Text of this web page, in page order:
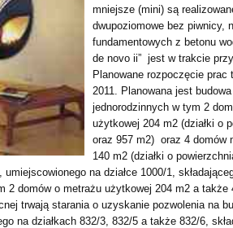
mniejsze (mini) są
dwupoziomowe bez piwnicy,
fundamentowych z betonu
de novo ii” jest w trakcie
Planowane rozpoczęcie prac
2011. Planowana jest
jednorodzinnych w tym 2
użytkowej 204 m2 (działki o
oraz 957 m2) oraz 4 domów
140 m2 (działki o
umiejscowionego na działce 1000/1,
2 domów o metrażu użytkowej 204 m2 a także
trwają starania o uzyskanie pozwolenia na
na działkach 832/3, 832/5 a także 832/6,